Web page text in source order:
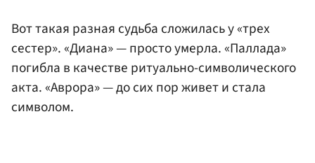
Вот такая разная судьба сложилась у «трех
сестер». «Диана» — просто умерла. «Паллада»
погибла в качестве ритуально-символического
акта. «Аврора» — до сих пор живет и стала
символом.